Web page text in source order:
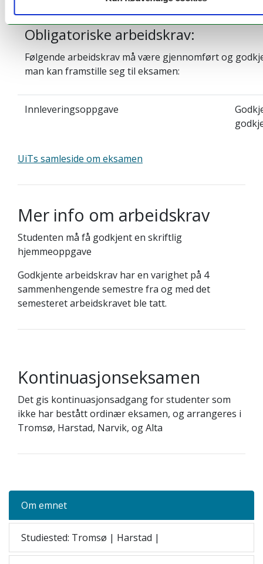
Obligatoriske arbeidskrav:
Følgende arbeidskrav må være gjennomført og
man kan framstille seg til eksamen:
Innleveringsoppgave
UiTs samleside om eksamen
Mer info om arbeidskrav
Studenten må få godkjent en skriftlig
hjemmeoppgave
Godkjente arbeidskrav har en varighet på 4
sammenhengende semestre fra og med det
semesteret arbeidskravet ble tatt.
Kontinuasjonseksamen
Det gis kontinuasjonsadgang for studenter som
ikke har bestått ordinær eksamen, og arrangeres i
Tromsø, Harstad, Narvik, og Alta
Om emnet
Studiested: Tromsø | Harstad |